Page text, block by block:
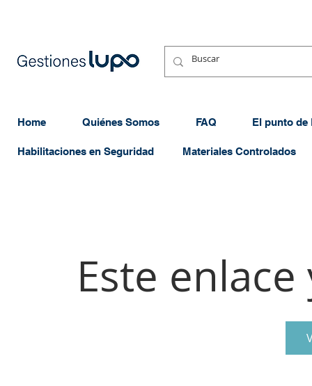
Home Quiénes Somos FAQ El punto de
Habilitaciones en Seguridad Materiales Controlados
Este